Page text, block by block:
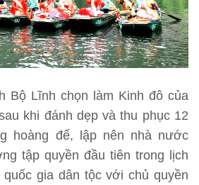
Bộ Lĩnh chọn làm Kinh đô của
khi đánh dẹp và thu phục 12
hoàng đế, lập nên nhà nước
tập quyền đầu tiên trong lịch
gia dân tộc với chủ quyền